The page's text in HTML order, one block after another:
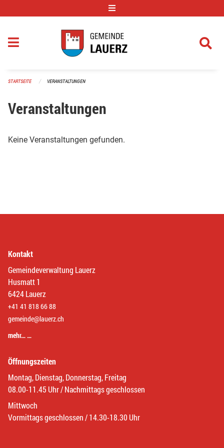
STARTSEITE VERANSTALTUNGEN
Veranstaltungen
Keine Veranstaltungen gefunden.
Kontakt
Gemeindeverwaltung Lauerz
Husmatt 1
6424 Lauerz
+41 41 818 66 88
gemeinde@lauerz.ch
mehr… …
Öffnungszeiten
Montag, Dienstag, Donnerstag, Freitag
08.00-11.45 Uhr / Nachmittags geschlossen
Mittwoch
Vormittags geschlossen / 14.30-18.30 Uhr